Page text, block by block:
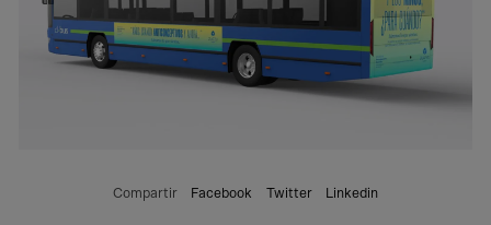
Compartir Facebook Twitter Linkedin